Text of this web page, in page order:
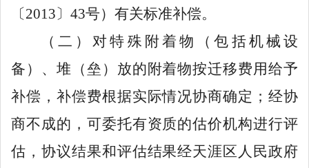
〔2013〕 43号）有关标准补偿。
（二） 对特殊附着物（包括机械设
备）、堆（垒）放的附着物按迁移费用给予
补偿，补偿费根据实际情况协商确定；经协
商不成的，可委托有资质的估价机构进行评
估，协议结果和评估结果经天涯区人民政府